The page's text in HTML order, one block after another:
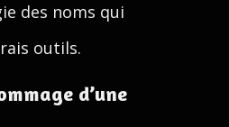
des noms qui
outils.
d’une